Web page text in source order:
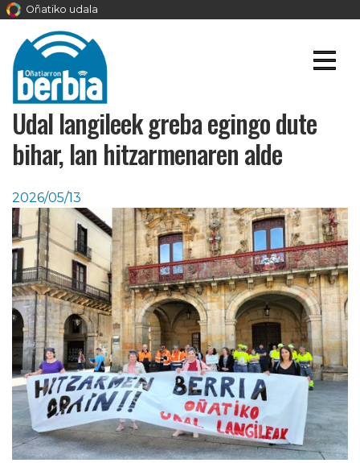
Oñatiko udala
Udal langileek greba egingo dute
bihar, lan hitzarmenaren alde
2026/05/13